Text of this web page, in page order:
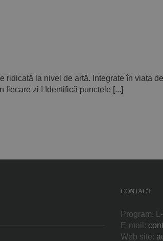
la nivel de artă. Integrate în viața
fiecare zi ! Identifică punctele [...]
CONTACT
Program:
E-mail:
Web site: